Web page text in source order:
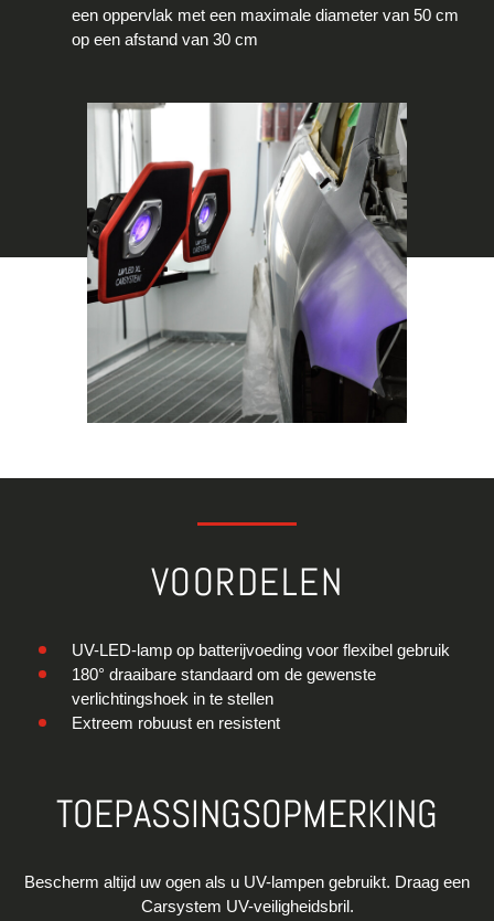
een oppervlak met een maximale diameter van 50 cm
op een afstand van 30 cm
VOORDELEN
UV-LED-lamp op batterijvoeding voor flexibel gebruik
180° draaibare standaard om de gewenste
verlichtingshoek in te stellen
Extreem robuust en resistent
TOEPASSINGSOPMERKING
Bescherm altijd uw ogen als u UV-lampen gebruikt. Draag een
Carsystem UV-veiligheidsbril.